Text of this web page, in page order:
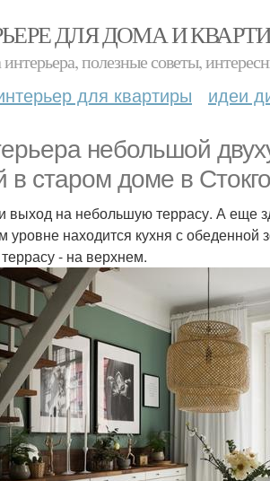
ДЛЯ ДОМА И
полезные советы,
для квартиры идеи
небольшой
в старом доме в
выход на небольшую террасу. А еще
уровне находится кухня с
- на верхнем.